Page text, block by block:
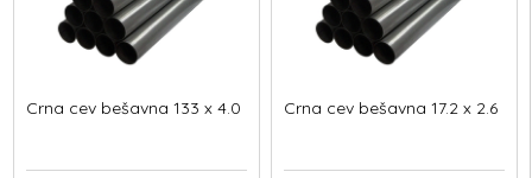
Crna cev bešavna 133 x 4.0 Crna cev bešavna 17.2 x 2.6